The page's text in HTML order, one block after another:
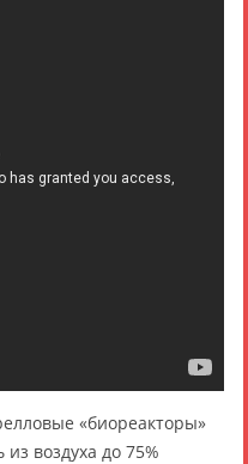
«биореакторы»
воздуха до 75%